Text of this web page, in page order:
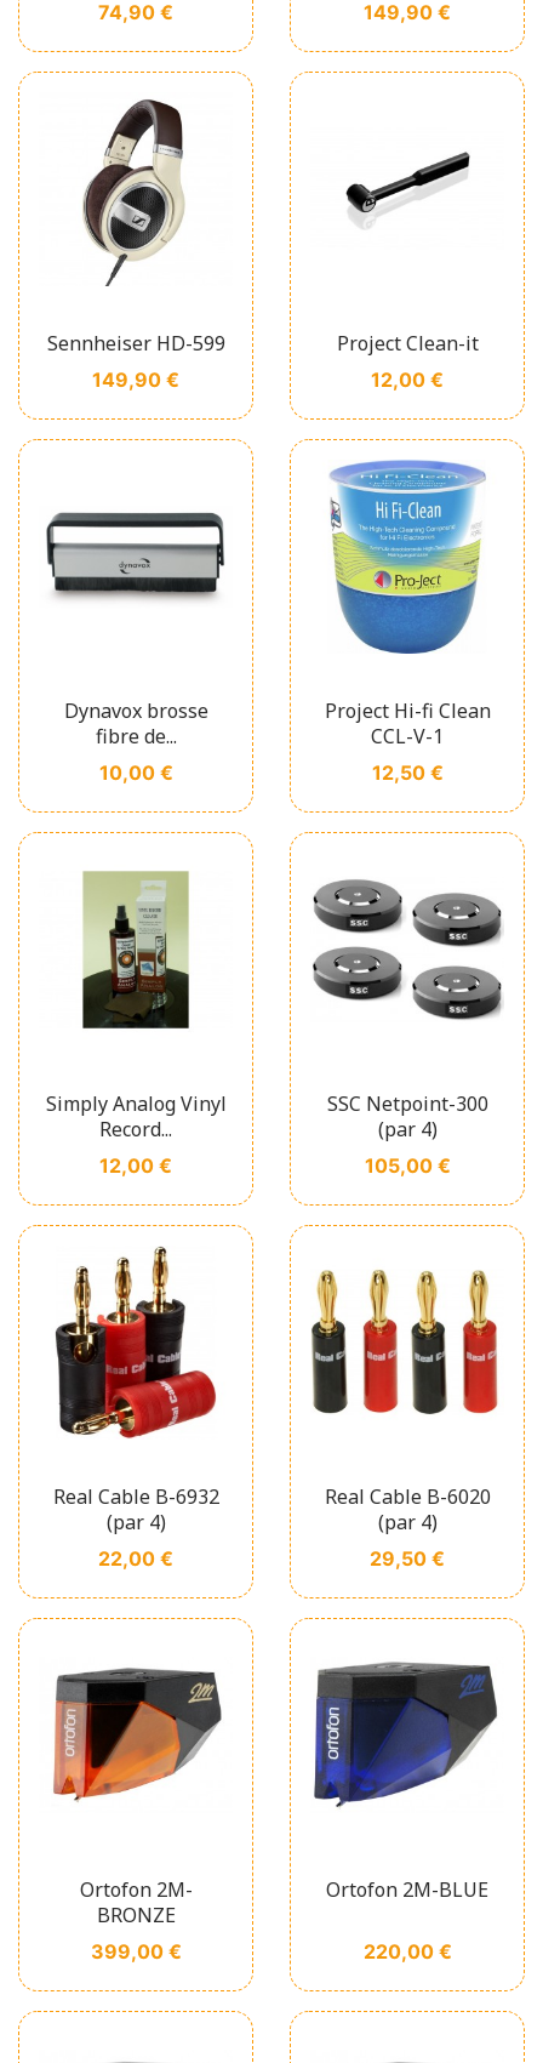
Prix
74,90 € Prix
149,90 €
Sennheiser HD-599
Prix
149,90 €
Project Clean-it
Prix
12,00 €
Dynavox brosse
fibre de...
Prix
10,00 €
Project Hi-fi Clean
CCL-V-1
Prix
12,50 €
Simply Analog Vinyl
Record...
Prix
12,00 €
SSC Netpoint-300
(par 4)
Prix
105,00 €
Real Cable B-6932
(par 4)
Prix
22,00 €
Real Cable B-6020
(par 4)
Prix
29,50 €
Ortofon 2M-
BRONZE
Prix
399,00 €
Ortofon 2M-BLUE
Prix
220,00 €